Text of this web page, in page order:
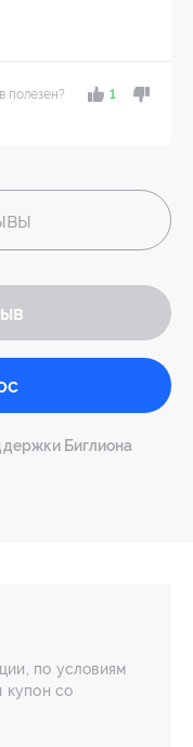
полезен? 1
Биглиона
по условиям
купон со